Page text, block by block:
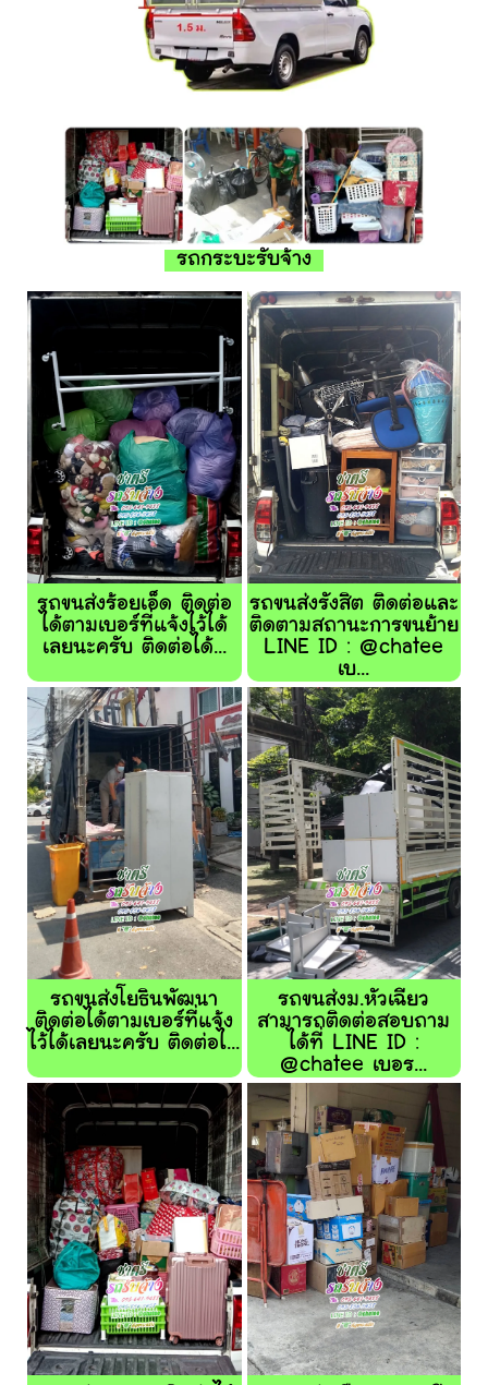
รถกระบะรับจ้าง
รถขนส่งร้อยเอ็ด ติดต่อ
ได้ตามเบอร์ที่แจ้งไว้ได้
เลยนะครับ ติดต่อได้...
รถขนส่งรังสิต ติดต่อและ
ติดตามสถานะการขนย้าย
LINE ID : @chatee
เบ...
รถขนส่งโยธินพัฒนา
ติดต่อได้ตามเบอร์ที่แจ้ง
ไว้ได้เลยนะครับ ติดต่อไ...
รถขนส่งม.หัวเฉียว
สามารถติดต่อสอบถาม
ได้ที่ LINE ID :
@chatee เบอร...